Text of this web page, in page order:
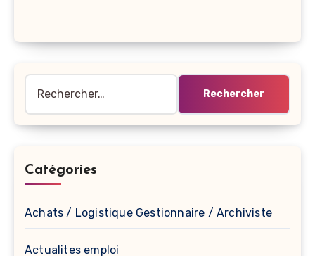
Catégories
Achats / Logistique Gestionnaire / Archiviste
Actualites emploi